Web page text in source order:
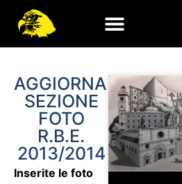
AGGIORNAMENTO
SEZIONE
FOTO
R.B.E.
2013/2014
Inserite le foto